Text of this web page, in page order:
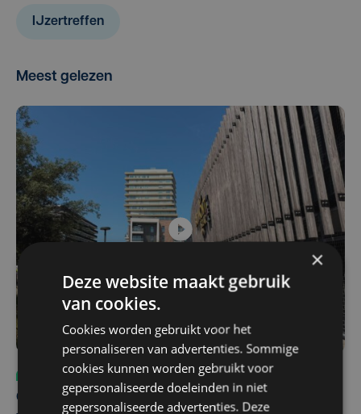
IJzertreffen
Meest gelezen
Sport
ma 3 augustus | 17:39
Champions League leeft in Oostende: lange wachtrij
×
Deze website maakt gebruik
van cookies.
Cookies worden gebruikt voor het
personaliseren van advertenties. Sommige
cookies kunnen worden gebruikt voor
gepersonaliseerde doeleinden in niet
gepersonaliseerde advertenties. Deze